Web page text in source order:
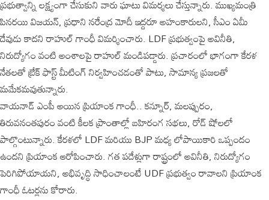
ప్రభుత్వాన్ని లక్ష్యంగా చేసుకుని వారు ఘాటు విమర్శలు చేస్తున్నారు. ముఖ్యమంత్రి
పినరయి విజయన్, ప్రధాని నరేంద్ర మోదీ ఇద్దరూ అహంకారులని, సీఎం ఏమీ
దేవుడు కాదని రాహుల్ గాంధీ విమర్శించారు. LDF ప్రభుత్వంపై అవినీతి,
నిరుద్యోగం వంటి అంశాలపై రాహుల్ మండిపడ్డారు. ప్రచారంలో భాగంగా కేరళ
నేతలతో బ్రేక్ ఫాస్ట్ మీటింగ్ నిర్వహించడంతో పాటు, సామాన్య ప్రజలతో
మమేకమవుతున్నారు.
వాయనాడ్ ఎంపీ అయిన ప్రియాంక గాంధీ.. కన్నూర్, మలప్పురం,
తిరువనంతపురం వంటి కీలక ప్రాంతాల్లో బహిరంగ సభలు, రోడ్ షోలలో
పాల్గొంటున్నారు. కేరళలో LDF మరియు BJP మధ్య లోపాయికారి ఒప్పందం
ఉందని ప్రియాంక ఆరోపించారు. గత పదేళ్లుగా రాష్ట్రంలో అవినీతి, నిరుద్యోగం
పెరిగిపోయాయని, అభివృద్ధి సాధించాలంటే UDF ప్రభుత్వం రావాలని ప్రియాంక
గాంధీ ఓటర్లను కోరారు.